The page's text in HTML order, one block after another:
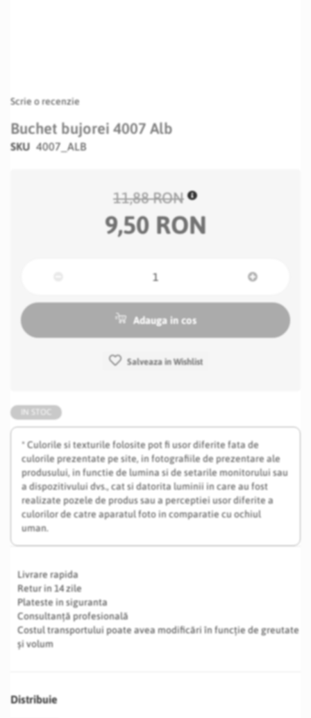
Scrie o recenzie
Buchet bujorei 4007 Alb
SKU 4007_ALB
* Culorile si texturile folosite pot fi usor diferite fata de
culorile prezentate pe site, in fotografiile de prezentare ale
produsului, in functie de lumina si de setarile monitorului sau
a dispozitivului dvs., cat si datorita luminii in care au fost
realizate pozele de produs sau a perceptiei usor diferite a
culorilor de catre aparatul foto in comparatie cu ochiul
uman.
Livrare rapida
Retur in 14 zile
Plateste in siguranta
Consultanță profesională
Costul transportului poate avea modificări în funcție de greutate
și volum
Distribuie
11,88 RON
9,50 RON
Adauga in cos
Salveaza in Wishlist